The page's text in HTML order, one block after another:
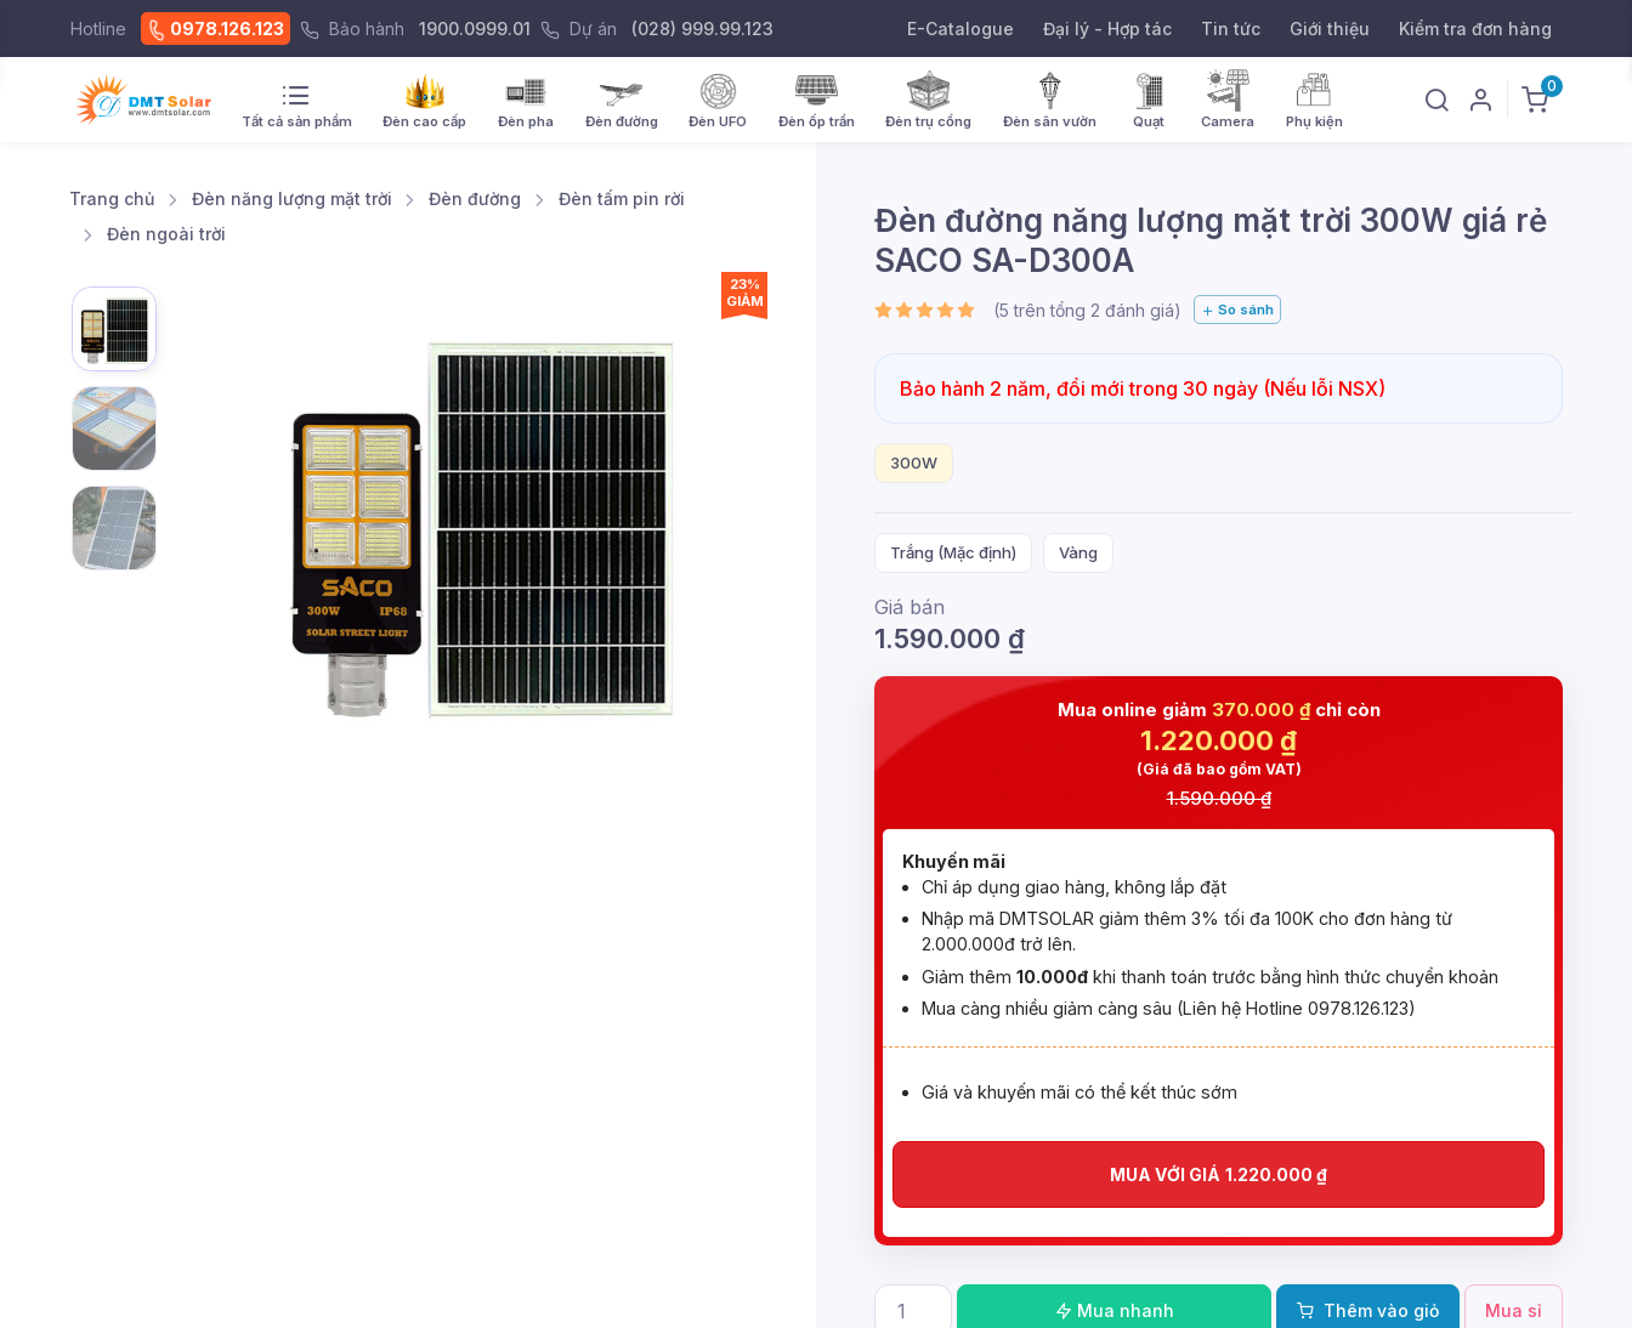
Hotline 0978.126.123 Bảo hành 1900.0999.01 Dự án (028) 999.99.123 E-Catalogue Đại lý - Hợp tác Tin tức Giới thiệu Kiểm tra đơn hàng
0
Tất cả sản phẩm Đèn cao cấp Đèn pha Đèn đường Đèn UFO Đèn ốp trần Đèn trụ cổng Đèn sân vườn Quạt Camera Phụ kiện
Trang chủ Đèn năng lượng mặt trời Đèn đường
Đèn tấm pin rời
Đèn ngoài trời
23%
GIẢM
Đèn đường năng lượng mặt trời 300W giá rẻ
SACO SA-D300A
(5 trên tổng 2 đánh giá) So sánh
Bảo hành 2 năm, đổi mới trong 30 ngày (Nếu lỗi NSX)
300W
Trắng (Mặc định) Vàng
Giá bán
1.590.000 ₫
Mua online giảm 370.000 ₫chỉ còn
1.220.000 ₫
(Giá đã bao gồm VAT)
1.590.000 ₫
Khuyến mãi
Chỉ áp dụng giao hàng, không lắp đặt
Nhập mã DMTSOLAR giảm thêm 3% tối đa 100K cho đơn hàng từ
2.000.000đ trở lên.
Giảm thêm 10.000đ khi thanh toán trước bằng hình thức chuyển khoản
Mua càng nhiều giảm càng sâu (Liên hệ Hotline 0978.126.123)
Giá và khuyến mãi có thể kết thúc sớm
MUA VỚI GIÁ 1.220.000 ₫
Mua nhanh Thêm vào giỏ Mua sỉ